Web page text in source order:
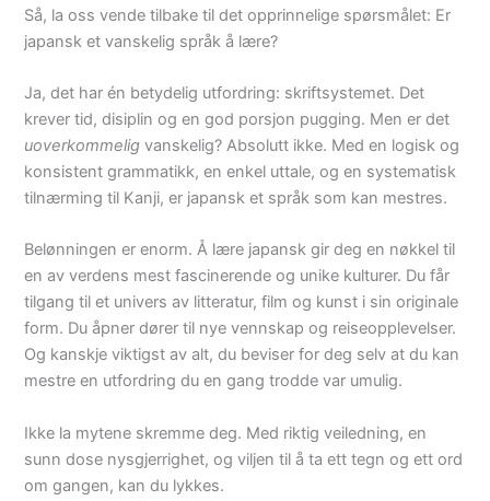
Så, la oss vende tilbake til det opprinnelige spørsmålet: Er
japansk et vanskelig språk å lære?
Ja, det har én betydelig utfordring: skriftsystemet. Det
krever tid, disiplin og en god porsjon pugging. Men er det
uoverkommelig vanskelig? Absolutt ikke. Med en logisk og
konsistent grammatikk, en enkel uttale, og en systematisk
tilnærming til Kanji, er japansk et språk som kan mestres.
Belønningen er enorm. Å lære japansk gir deg en nøkkel til
en av verdens mest fascinerende og unike kulturer. Du får
tilgang til et univers av litteratur, film og kunst i sin originale
form. Du åpner dører til nye vennskap og reiseopplevelser.
Og kanskje viktigst av alt, du beviser for deg selv at du kan
mestre en utfordring du en gang trodde var umulig.
Ikke la mytene skremme deg. Med riktig veiledning, en
sunn dose nysgjerrighet, og viljen til å ta ett tegn og ett ord
om gangen, kan du lykkes.